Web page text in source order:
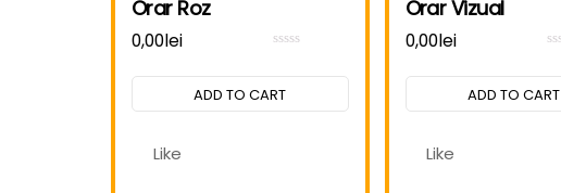
Orar Roz
of
5
0,00lei
ADD TO CART
Like
Orar Vizual
of
5
0,00lei
ADD TO CART
Like